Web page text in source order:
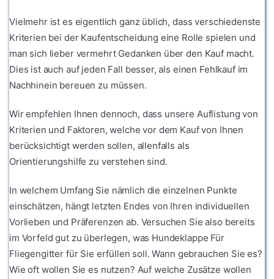
Vielmehr ist es eigentlich ganz üblich, dass verschiedenste
Kriterien bei der Kaufentscheidung eine Rolle spielen und
man sich lieber vermehrt Gedanken über den Kauf macht.
Dies ist auch auf jeden Fall besser, als einen Fehlkauf im
Nachhinein bereuen zu müssen.
Wir empfehlen Ihnen dennoch, dass unsere Auflistung von
Kriterien und Faktoren, welche vor dem Kauf von Ihnen
berücksichtigt werden sollen, allenfalls als
Orientierungshilfe zu verstehen sind.
In welchem Umfang Sie nämlich die einzelnen Punkte
einschätzen, hängt letzten Endes von Ihren individuellen
Vorlieben und Präferenzen ab. Versuchen Sie also bereits
im Vorfeld gut zu überlegen, was Hundeklappe Für
Fliegengitter für Sie erfüllen soll. Wann gebrauchen Sie es?
Wie oft wollen Sie es nutzen? Auf welche Zusätze wollen